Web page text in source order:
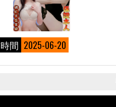
間 2025-06-20